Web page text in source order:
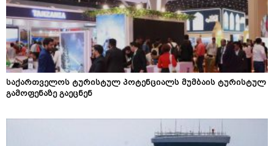
საქართველოს ტურისტულ პოტენციალს მუმბაის ტურისტულ
გამოფენაზე გაეცნენ